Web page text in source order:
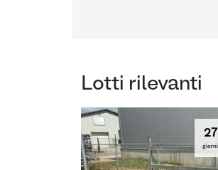
Lotti rilevanti
27
giorni